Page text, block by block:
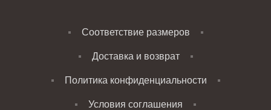
Соответствие размеров
Доставка и возврат
Политика конфиденциальности
Условия соглашения